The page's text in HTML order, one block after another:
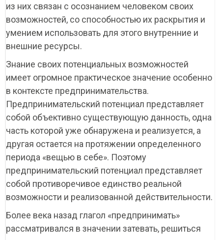
из них связан с осознанием человеком своих
возможностей, со способностью их раскрытия и
умением использовать для этого внутренние и
внешние ресурсы.
Знание своих потенциальных возможностей
имеет огромное практическое значение особенно
в контексте предпринимательства.
Предпринимательский потенциал представляет
собой объективно существующую данность, одна
часть которой уже обнаружена и реализуется, а
другая остается на протяжении определенного
периода «вещью в себе». Поэтому
предпринимательский потенциал представляет
собой противоречивое единство реальной
возможности и реализованной действительности.
Более века назад глагол «предпринимать»
рассматривался в значении затевать, решиться